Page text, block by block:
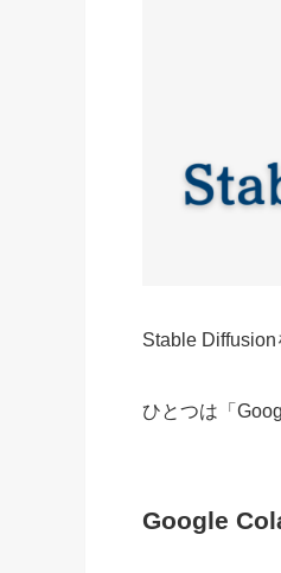
Stable Diffusion
ひとつは「
Google